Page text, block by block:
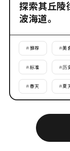
探索其丘陵
波海道。
#推荐 #美
#标准 #历
#春天 #夏